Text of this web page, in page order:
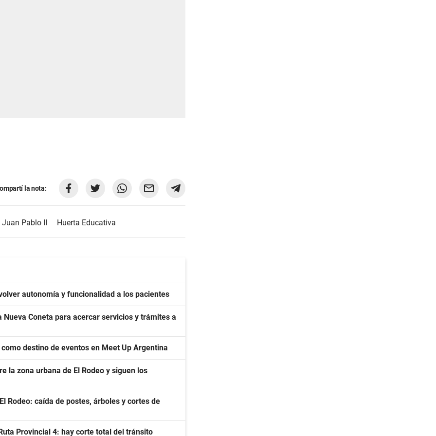
la nota:
Juan Pablo II Huerta Educativa
autonomía y funcionalidad a los pacientes
Coneta para acercar servicios y trámites a
destino de eventos en Meet Up Argentina
la zona urbana de El Rodeo y siguen los
Rodeo: caída de postes, árboles y cortes de
Provincial 4: hay corte total del tránsito